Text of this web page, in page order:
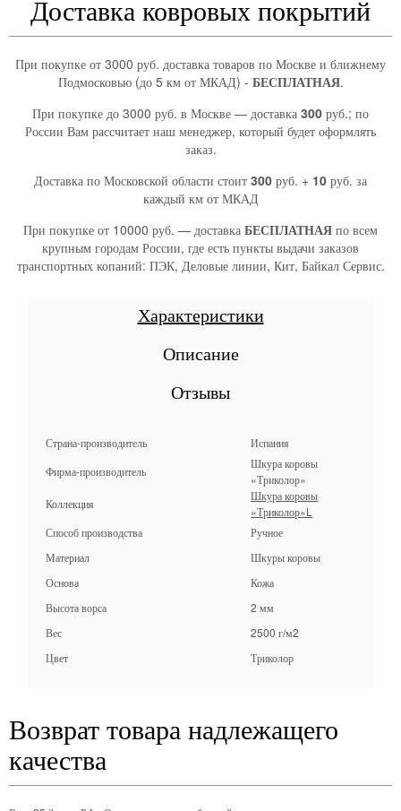
Доставка ковровых покрытий
При покупке от 3000 руб. доставка товаров по Москве и ближнему
Подмосковью (до 5 км от МКАД) - БЕСПЛАТНАЯ.
При покупке до 3000 руб. в Москве — доставка 300 руб.; по
России Вам рассчитает наш менеджер, который будет оформлять
заказ.
Доставка по Московской области стоит 300 руб. + 10 руб. за
каждый км от МКАД
При покупке от 10000 руб. — доставка БЕСПЛАТНАЯ по всем
крупным городам России, где есть пункты выдачи заказов
транспортных копаний: ПЭК, Деловые линии, Кит, Байкал Сервис.
Характеристики
Описание
Отзывы
Страна-производитель
Испания
Фирма-производитель
Шкура коровы
«Триколор»
Коллекция
Шкура коровы
«Триколор»L
Способ производства
Ручное
Материал
Шкуры коровы
Основа
Кожа
Высота ворса
2 мм
Вес
2500 г/м2
Цвет
Триколор
Возврат товара надлежащего
качества